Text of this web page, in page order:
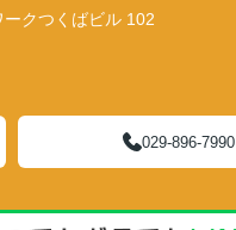
クつくばビル 102
029-896-7990